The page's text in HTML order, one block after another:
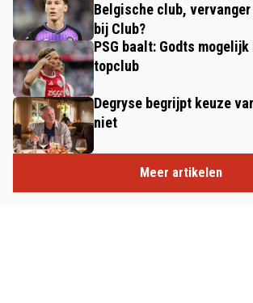
Belgische club,
bij Club?
PSG baalt: Godts
topclub
Degryse begrijpt keuze
niet
Meer artikelen